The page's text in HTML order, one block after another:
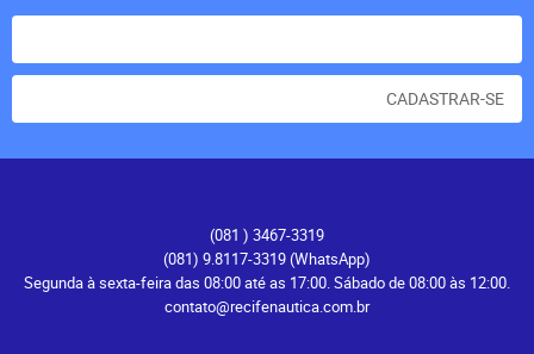
CADASTRAR-SE
(081 ) 3467-3319
(081) 9.8117-3319(WhatsApp)
Segunda à sexta-feira das 08:00 até as 17:00. Sábado de 08:00 às 12:00.
contato@recifenautica.com.br